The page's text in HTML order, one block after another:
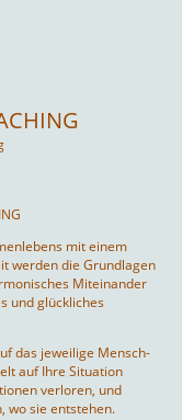
mit einem
werden die Grundlagen
Miteinander
und glückliches
das jeweilige Mensch-
auf Ihre Situation
verloren, und
wo sie entstehen.